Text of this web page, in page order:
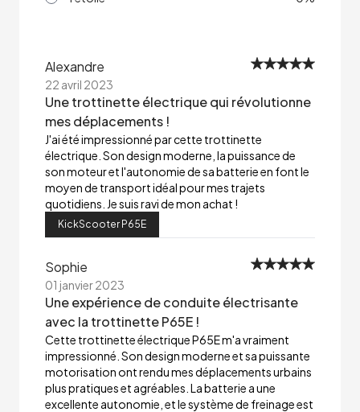
Alexandre
22 avril 2023
Une trottinette électrique qui révolutionne
mes déplacements !
J'ai été impressionné par cette trottinette
électrique. Son design moderne, la puissance de
son moteur et l'autonomie de sa batterie en font le
moyen de transport idéal pour mes trajets
quotidiens. Je suis ravi de mon achat !
KickScooter P65E
Sophie
01 janvier 2023
Une expérience de conduite électrisante
avec la trottinette P65E !
Cette trottinette électrique P65E m'a vraiment
impressionné. Son design moderne et sa puissante
motorisation ont rendu mes déplacements urbains
plus pratiques et agréables. La batterie a une
excellente autonomie, et le système de freinage est